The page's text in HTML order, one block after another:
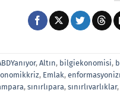
,Altın, bilgiekonomisi,
, Emlak,
,sınırlıpara,sınırlıvarlıklar